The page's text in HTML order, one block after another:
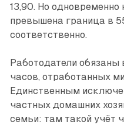
13,90. Но
превышена ­граница в
соответственно.
Работодатели обязаны
часов, отработанных
Единственным
частных домашних
семьи: там такой учёт